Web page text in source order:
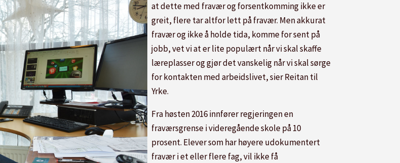
at dette med fravær og forsentkomming ikke er
greit, flere tar altfor lett på fravær. Men akkurat
fravær og ikke å holde tida, komme for sent på
jobb, vet vi at er lite populært når vi skal skaffe
læreplasser og gjør det vanskelig når vi skal sørge
for kontakten med arbeidslivet, sier Reitan til
Yrke.
Fra høsten 2016 innfører regjeringen en
fraværsgrense i videregående skole på 10
prosent. Elever som har høyere udokumentert
fravær i et eller flere fag, vil ikke få